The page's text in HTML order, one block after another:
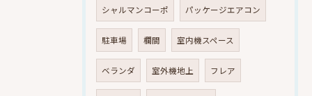
シャルマンコーポ パッケージエアコン
駐車場 欄間 室内機スペース
ベランダ 室外機地上 フレア